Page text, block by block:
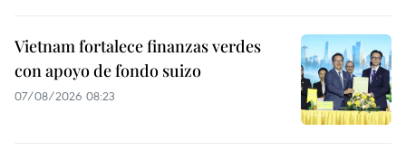
Vietnam fortalece finanzas verdes
con apoyo de fondo suizo
07/08/2026 08:23